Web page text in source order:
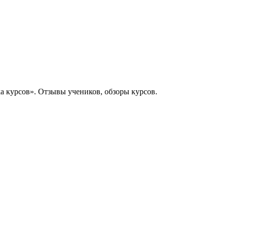
курсов». Отзывы учеников, обзоры курсов.